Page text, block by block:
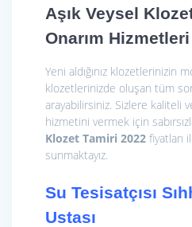
Aşık Veysel
Onarım Hizmetleri
Yeni aldığınız klozetlerinizin
klozetlerinizde oluşan tüm
arayabilirsiniz. Sizlere kaliteli
hizmetini vermek için
Klozet Tamiri 2022 fiyatları
sunmaktayız.
Su Tesisatçısı
Ustası